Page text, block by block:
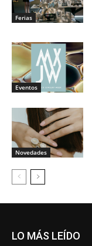
Ferias
Eventos
Novedades
LO MÁS LEÍDO